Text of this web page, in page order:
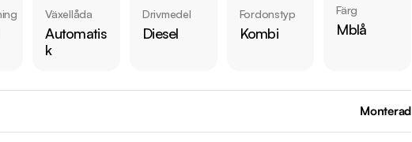
Växellåda
Automatis
k
Drivmedel
Diesel
Fordonstyp
Kombi
Färg
Mblå
Monterad